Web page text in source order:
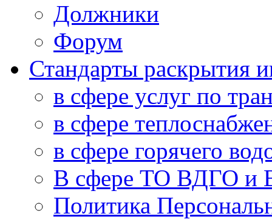
Должники
Форум
Стандарты раскрытия
в сфере услуг по
в сфере
в сфере горячего
В сфере ТО ВДГО и
Политика